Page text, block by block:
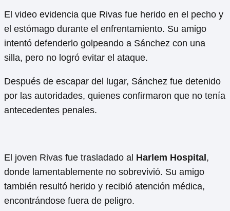
El video evidencia que Rivas fue herido en el pecho y
el estómago durante el enfrentamiento. Su amigo
intentó defenderlo golpeando a Sánchez con una
silla, pero no logró evitar el ataque.
Después de escapar del lugar, Sánchez fue detenido
por las autoridades, quienes confirmaron que no tenía
antecedentes penales.
El joven Rivas fue trasladado al Harlem Hospital,
donde lamentablemente no sobrevivió. Su amigo
también resultó herido y recibió atención médica,
encontrándose fuera de peligro.